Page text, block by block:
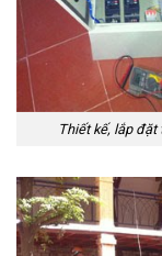
Thiết kế, lắp